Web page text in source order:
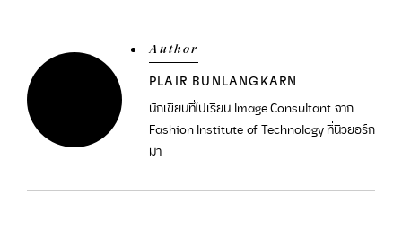
Author
PLAIR BUNLANGKARN
นักเขียนที่ไปเรียน Image Consultant จาก
Fashion Institute of Technology ที่นิวยอร์ก
มา